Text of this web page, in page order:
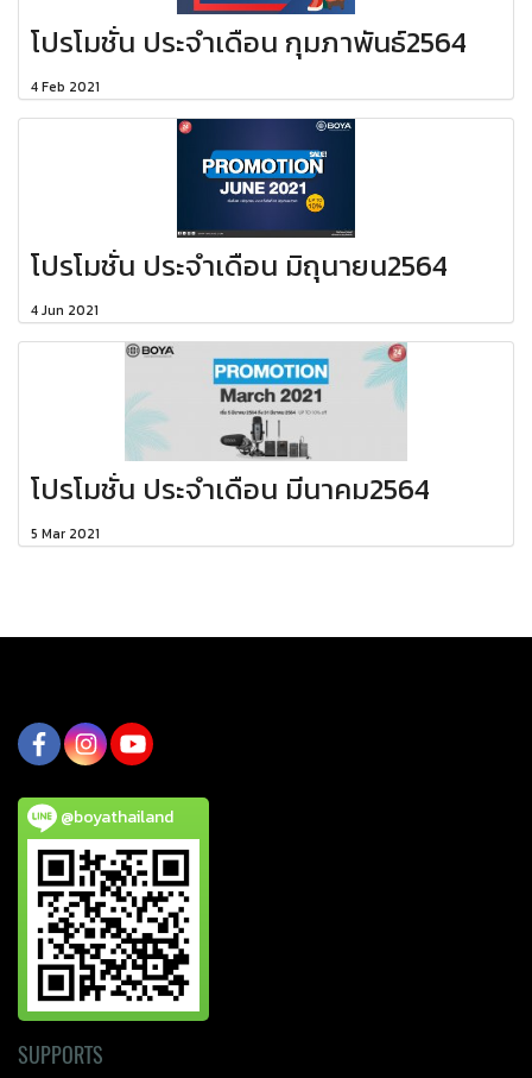
โปรโมชั่น ประจำเดือน กุมภาพันธ์2564
4 Feb 2021
โปรโมชั่น ประจำเดือน มิถุนายน2564
4 Jun 2021
โปรโมชั่น ประจำเดือน มีนาคม2564
5 Mar 2021
@boyathailand
SUPPORTS